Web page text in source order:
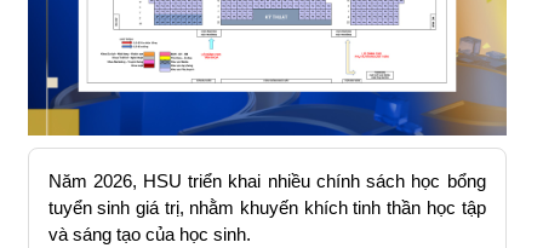
Năm 2026, HSU triển khai nhiều chính sách học bổng
tuyển sinh giá trị, nhằm khuyến khích tinh thần học tập
và sáng tạo của học sinh.